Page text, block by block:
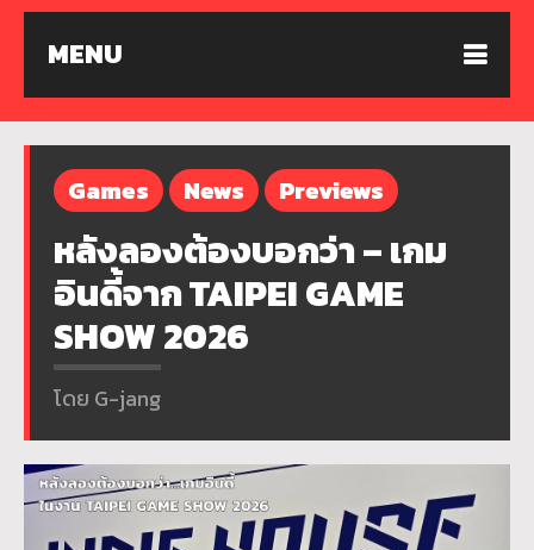
MENU
Games News Previews
หลังลองต้องบอกว่า – เกม
อินดี้จาก TAIPEI GAME
SHOW 2026
โดย G-jang